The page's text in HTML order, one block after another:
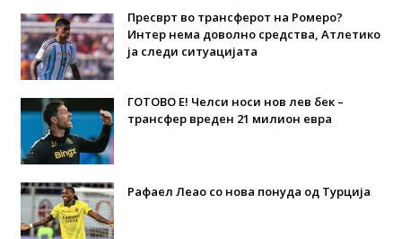
Пресврт во трансферот на Ромеро?
Интер нема доволно средства, Атлетико
ја следи ситуацијата
ГОТОВО Е! Челси носи нов лев бек –
трансфер вреден 21 милион евра
Рафаел Леао со нова понуда од Турција